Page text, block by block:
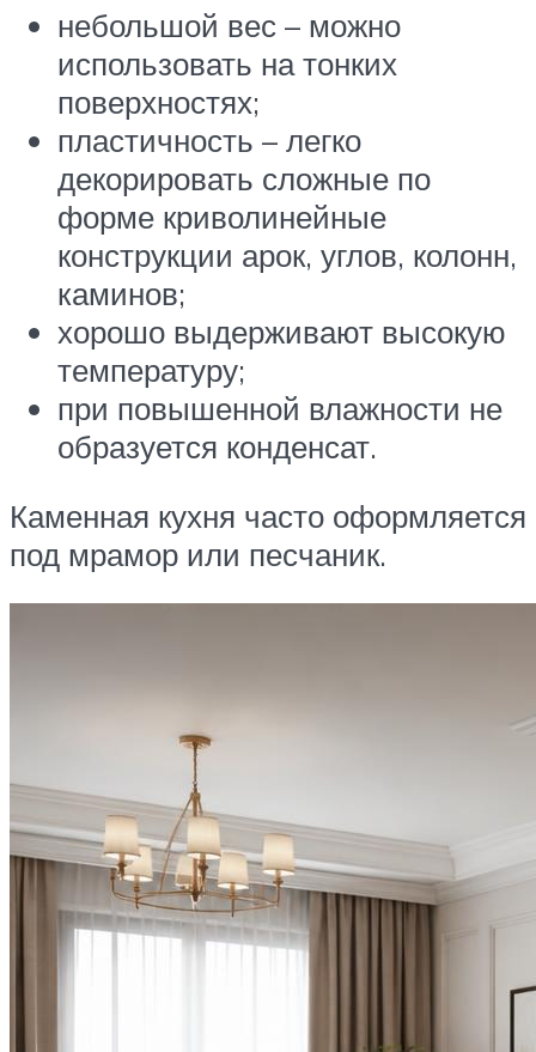
небольшой вес – можно
использовать на тонких
поверхностях;
пластичность – легко
декорировать сложные по
форме криволинейные
конструкции арок, углов, колонн,
каминов;
хорошо выдерживают высокую
температуру;
при повышенной влажности не
образуется конденсат.
Каменная кухня часто оформляется
под мрамор или песчаник.